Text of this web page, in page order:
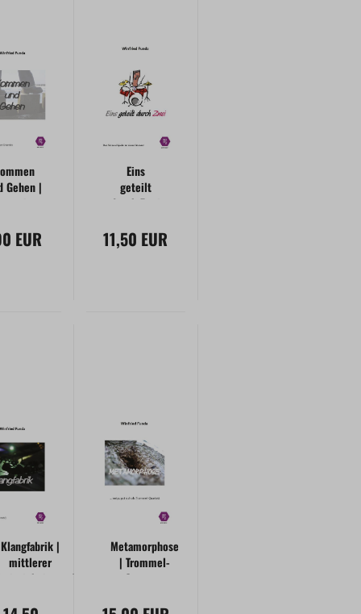
Gehen |
EUR
Eins
geteilt
durch Zwei
11,50 EUR
Klangfabrik |
mittlerer
Metamorphose
| Trommel-
Quartett